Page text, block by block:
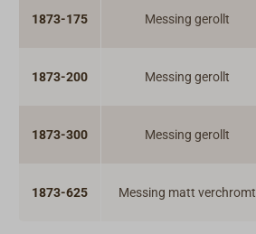
1873-175 Messing gerollt
1873-200 Messing gerollt
1873-300 Messing gerollt
1873-625 Messing matt verchromt